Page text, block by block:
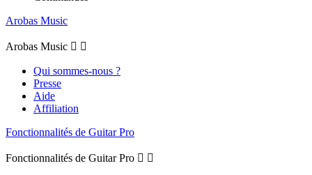
Arobas Music
Arobas Music  
Qui sommes-nous ?
Presse
Aide
Affiliation
Fonctionnalités de Guitar Pro
Fonctionnalités de Guitar Pro  